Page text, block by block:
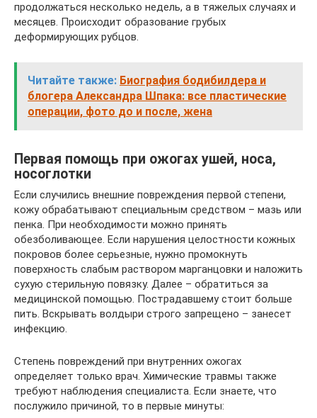
продолжаться несколько недель, а в тяжелых случаях и
месяцев. Происходит образование грубых
деформирующих рубцов.
Читайте также: Биография бодибилдера и
блогера Александра Шпака: все пластические
операции, фото до и после, жена
Первая помощь при ожогах ушей, носа,
носоглотки
Если случились внешние повреждения первой степени,
кожу обрабатывают специальным средством – мазь или
пенка. При необходимости можно принять
обезболивающее. Если нарушения целостности кожных
покровов более серьезные, нужно промокнуть
поверхность слабым раствором марганцовки и наложить
сухую стерильную повязку. Далее – обратиться за
медицинской помощью. Пострадавшему стоит больше
пить. Вскрывать волдыри строго запрещено – занесет
инфекцию.
Степень повреждений при внутренних ожогах
определяет только врач. Химические травмы также
требуют наблюдения специалиста. Если знаете, что
послужило причиной, то в первые минуты: